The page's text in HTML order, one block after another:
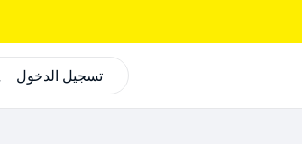
تسجيل الدخول